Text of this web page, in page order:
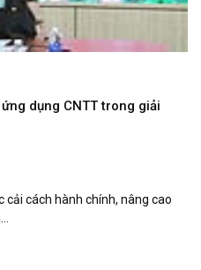
dụng CNTT trong giải
cải cách hành chính, nâng cao